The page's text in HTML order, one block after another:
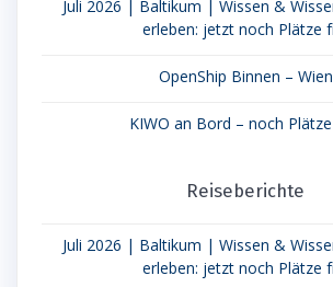
Juli 2026 | Baltikum | Wissen &
erleben: jetzt noch Plätze
OpenShip Binnen – Wien
KIWO an Bord – noch
Reiseberichte
Juli 2026 | Baltikum | Wissen &
erleben: jetzt noch Plätze